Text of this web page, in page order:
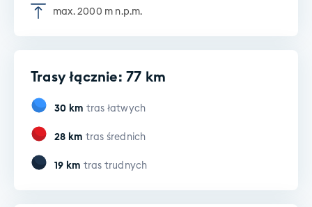
max. 2000 m n.p.m.
Trasy łącznie: 77 km
30 km tras łatwych
28 km tras średnich
19 km tras trudnych